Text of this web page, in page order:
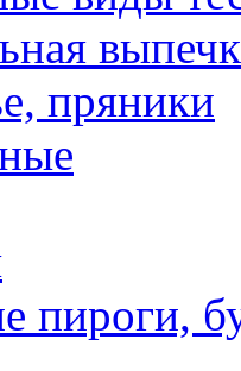
пряники
пироги,